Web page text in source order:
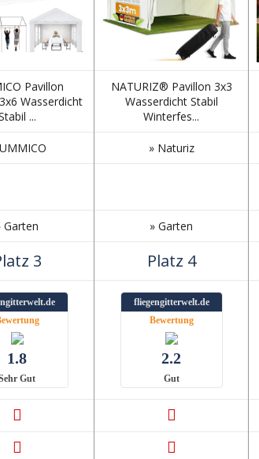
Pavillon
Wasserdicht
...
NATURIZ® Pavillon 3x3
Wasserdicht Stabil
Winterfes...
» Naturiz
Garten » Garten
3 Platz 4
1.8
Gut
fliegengitterwelt.de
Bewertung
2.2
Gut